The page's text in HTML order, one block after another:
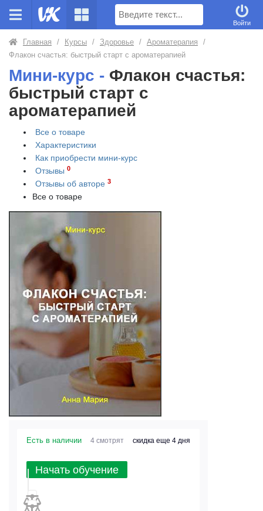
Поиск
Войти
Главная / Курсы / Здоровье / Ароматерапия
/
Флакон счастья: быстрый старт с ароматерапией
Мини-курс - Флакон счастья:
быстрый старт с
ароматерапией
Все о товаре
Характеристики
Как приобрести мини-курс
Отзывы 0
Отзывы об авторе 3
Все о товаре
Есть в наличии 4 смотрят скидка еще 4 дня
Начать обучение